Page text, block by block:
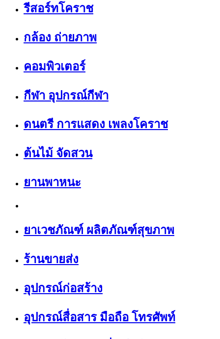
รีสอร์ทโคราช
กล้อง ถ่ายภาพ
คอมพิวเตอร์
กีฬา อุปกรณ์กีฬา
ดนตรี การแสดง เพลงโคราช
ต้นไม้ จัดสวน
ยานพาหนะ
ยาเวชภัณฑ์ ผลิตภัณฑ์สุขภาพ
ร้านขายส่ง
อุปกรณ์ก่อสร้าง
อุปกรณ์สื่อสาร มือถือ โทรศัพท์